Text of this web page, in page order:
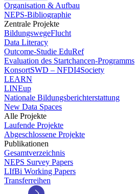
Organisation & Aufbau
NEPS-Bibliographie
Zentrale Projekte
BildungswegeFlucht
Data Literacy
Outcome-Studie EduRef
Evaluation des Startchancen-Programms
KonsortSWD – NFDI4Society
LEARN
LINEup
Nationale Bildungsberichterstattung
New Data Spaces
Alle Projekte
Laufende Projekte
Abgeschlossene Projekte
Publikationen
Gesamtverzeichnis
NEPS Survey Papers
LIfBi Working Papers
Transferreihen